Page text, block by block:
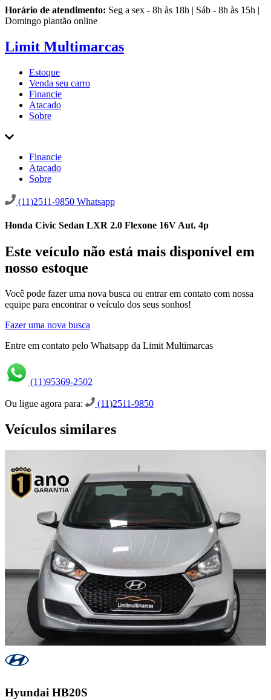
Horário de atendimento: Seg a sex - 8h às 18h | Sáb - 8h às 15h |
Domingo plantão online
Limit Multimarcas
Estoque
Venda seu carro
Financie
Atacado
Sobre
Financie
Atacado
Sobre
(11)2511-9850 Whatsapp
Honda Civic Sedan LXR 2.0 Flexone 16V Aut. 4p
Este veículo não está mais disponível em
nosso estoque
Você pode fazer uma nova busca ou entrar em contato com nossa
equipe para encontrar o veículo dos seus sonhos!
Fazer uma nova busca
Entre em contato pelo Whatsapp da Limit Multimarcas
(11)95369-2502
Ou ligue agora para: (11)2511-9850
Veículos similares
Hyundai HB20S